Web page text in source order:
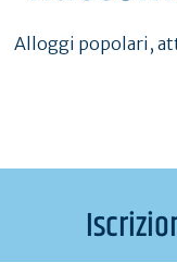
Alloggi popolari,